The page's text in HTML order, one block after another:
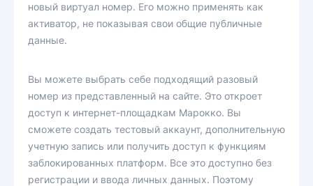
новый виртуал номер. Его можно применять как
активатор, не показывая свои общие публичные
данные.
Вы можете выбрать себе подходящий разовый
номер из представленный на сайте. Это откроет
доступ к интернет-площадкам Марокко. Вы
сможете создать тестовый аккаунт, дополнительную
учетную запись или получить доступ к функциям
заблокированных платформ. Все это доступно без
регистрации и ввода личных данных. Поэтому